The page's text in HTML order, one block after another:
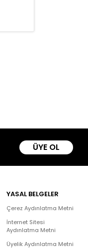
ÜYE OL
YASAL BELGELER
Çerez Aydınlatma Metni
İnternet Sitesi
Aydınlatma Metni
Üyelik Aydınlatma Metni